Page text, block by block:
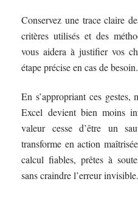
Conservez une trace claire
critères utilisés et des
vous aidera à justifier vos
étape précise en cas de besoin.
En s’appropriant ces gestes,
Excel devient bien moins
valeur cesse d’être un
transforme en action
calcul fiables, prêtes à
sans craindre l’erreur invisible.